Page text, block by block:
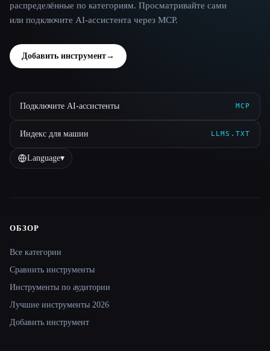
распределённые по категориям. Просматривайте сами
или подключите AI-ассистента через MCP.
Добавить инструмент→
Подключите AI-ассистенты MCP
Индекс для машин LLMS.TXT
Language▾
Site navigation
ОБЗОР
Все категории
Сравнить инструменты
Инструменты по аудитории
Лучшие инструменты 2026
Добавить инструмент